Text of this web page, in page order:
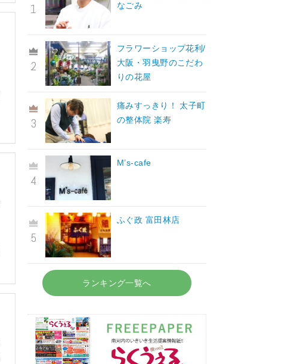
なごみ
フラワーショップ花利/
大阪・羽曳野のこだわ
りの花屋
痛みすっきり！ 太子町
の整体院 楽寿
M’s-cafe
ふぐ政 富田林店
ランキング一覧へ